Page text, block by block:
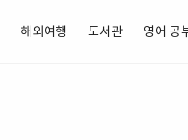
해외여행 도서관 영어 공